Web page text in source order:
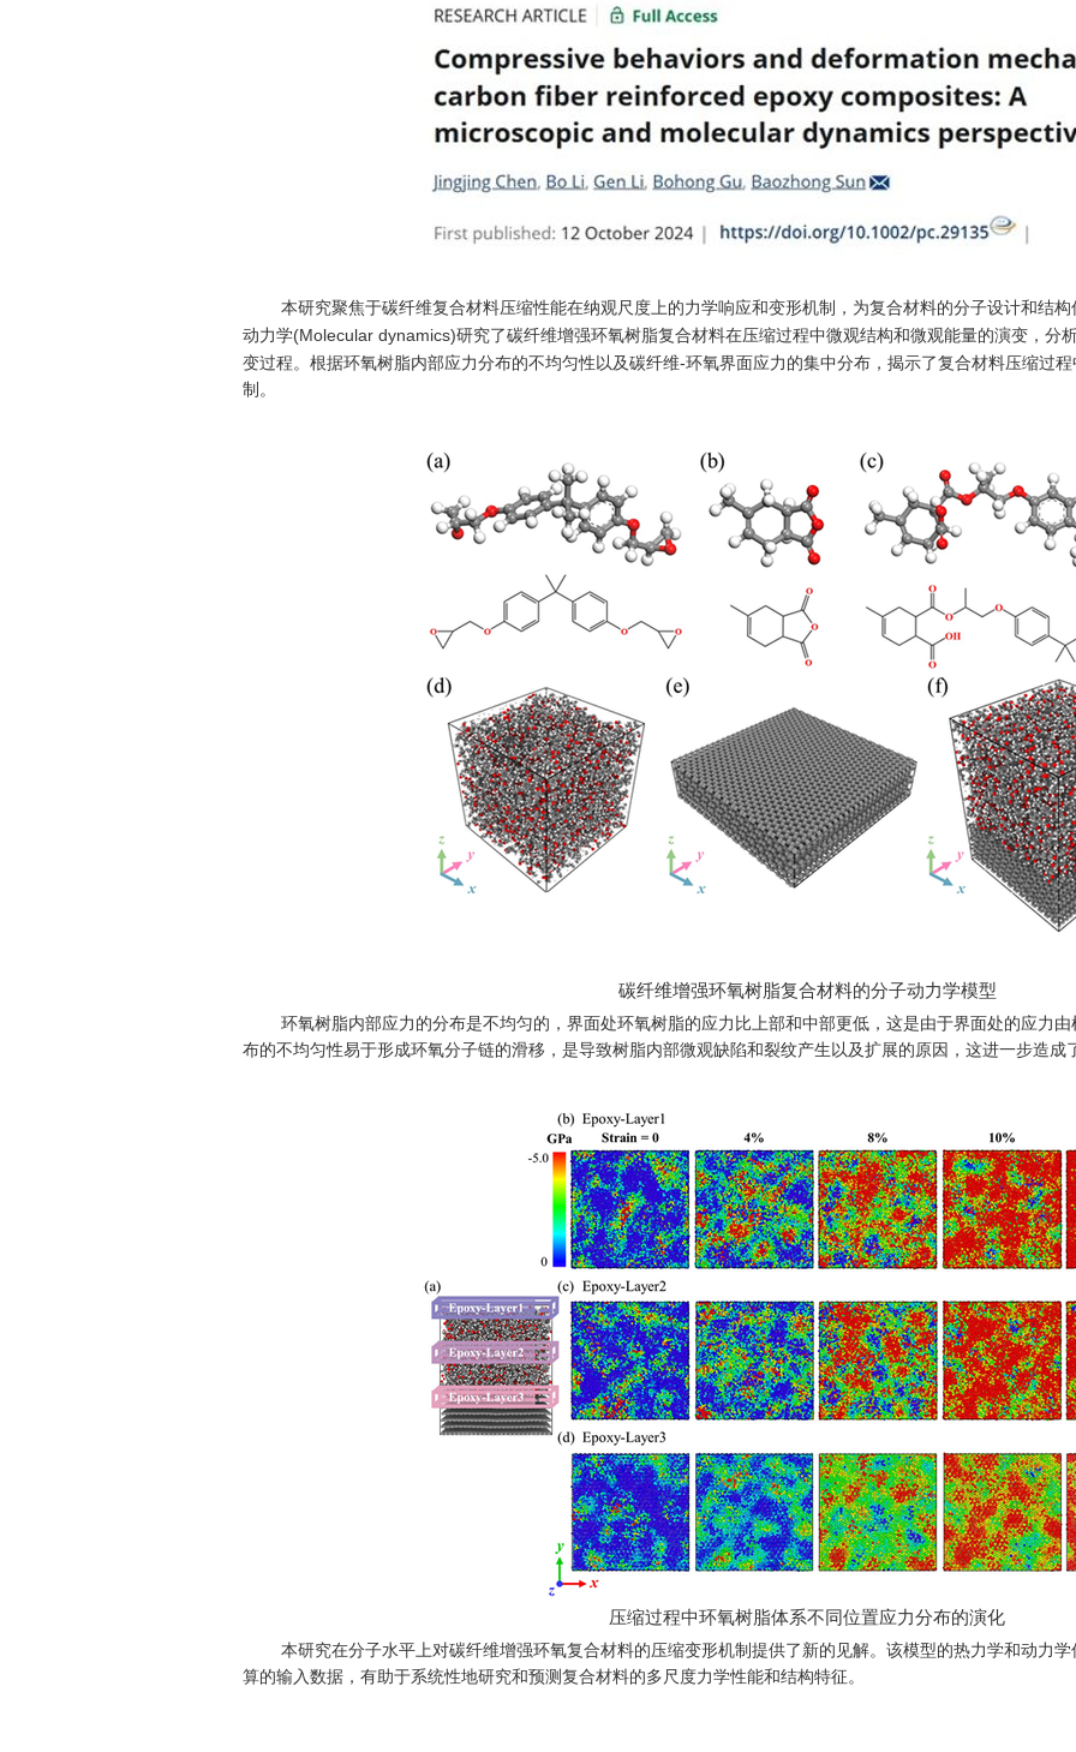
本研究聚焦于碳纤维复合材料压缩性能在纳观尺度上的力学响应和变形机制，为复合材料的分子设计和结
动力学(Molecular dynamics)研究了碳纤维增强环氧树脂复合材料在压缩过程中微观结构和微观能量的演变，分
变过程。根据环氧树脂内部应力分布的不均匀性以及碳纤维-环氧界面应力的集中分布，揭示了复合材料压缩过
制。
碳纤维增强环氧树脂复合材料的分子动力学模型
环氧树脂内部应力的分布是不均匀的，界面处环氧树脂的应力比上部和中部更低，这是由于界面处的应力
布的不均匀性易于形成环氧分子链的滑移，是导致树脂内部微观缺陷和裂纹产生以及扩展的原因，这进一步造成
压缩过程中环氧树脂体系不同位置应力分布的演化
本研究在分子水平上对碳纤维增强环氧复合材料的压缩变形机制提供了新的见解。该模型的热力学和动力
算的输入数据，有助于系统性地研究和预测复合材料的多尺度力学性能和结构特征。